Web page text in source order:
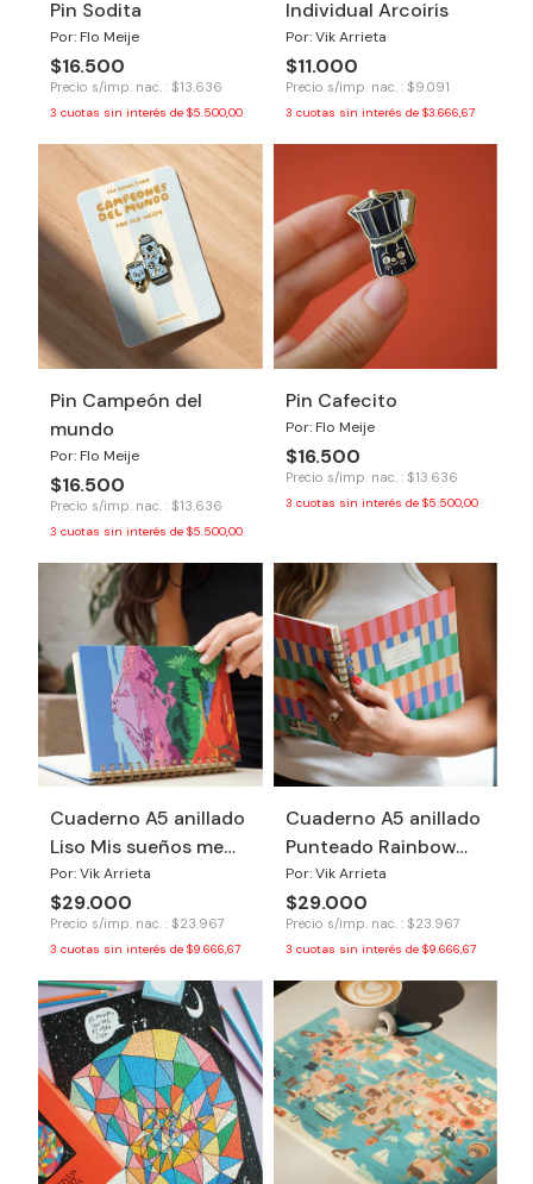
Pin Sodita
Por: Flo Meije
$16.500
Precio s/imp. nac. : $13.636
3 cuotas sin interés de $5.500,00
Individual Arcoiris
Por: Vik Arrieta
$11.000
Precio s/imp. nac. : $9.091
3 cuotas sin interés de $3.666,67
Pin Campeón del
mundo
Por: Flo Meije
$16.500
Precio s/imp. nac. : $13.636
3 cuotas sin interés de $5.500,00
Pin Cafecito
Por: Flo Meije
$16.500
Precio s/imp. nac. : $13.636
3 cuotas sin interés de $5.500,00
Cuaderno A5 anillado
Liso Mis sueños me
necesitan
Por: Vik Arrieta
$29.000
Precio s/imp. nac. : $23.967
3 cuotas sin interés de $9.666,67
Cuaderno A5 anillado
Punteado Rainbow
Dancer
Por: Vik Arrieta
$29.000
Precio s/imp. nac. : $23.967
3 cuotas sin interés de $9.666,67